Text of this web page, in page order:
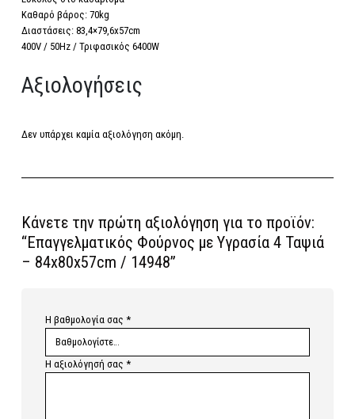
Καθαρό βάρος: 70kg
Διαστάσεις: 83,4×79,6x57cm
400V / 50Hz / Τριφασικός 6400W
Αξιολογήσεις
Δεν υπάρχει καμία αξιολόγηση ακόμη.
Κάνετε την πρώτη αξιολόγηση για το προϊόν:
“Επαγγελματικός Φούρνος με Υγρασία 4 Ταψιά
– 84x80x57cm / 14948”
Η βαθμολογία σας *
Η αξιολόγησή σας *